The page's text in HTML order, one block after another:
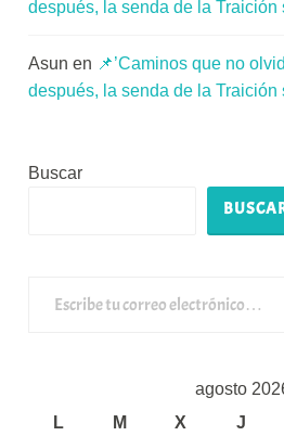
después, la senda de la
Asun en 📌’Caminos que no
después, la senda de la
Buscar
agosto
L
M X J